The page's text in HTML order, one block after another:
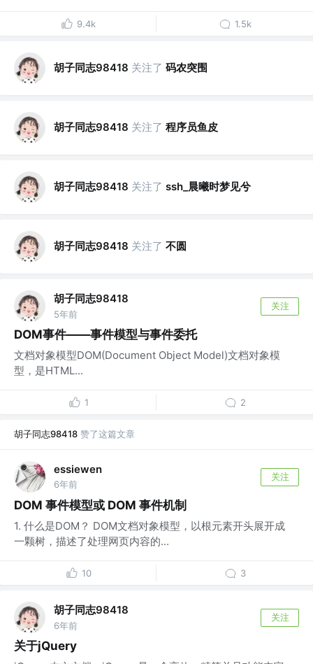
9.4k 1.5k
胡子同志98418 关注了 码农突围
胡子同志98418 关注了 程序员鱼皮
胡子同志98418 关注了 ssh_晨曦时梦见兮
胡子同志98418 关注了 不圆
胡子同志98418
5年前
关注
DOM事件——事件模型与事件委托
文档对象模型DOM(Document Object Model)文档对象模
型，是HTML...
1 2
胡子同志98418 赞了这篇文章
essiewen
6年前
关注
DOM 事件模型或 DOM 事件机制
1. 什么是DOM？ DOM文档对象模型，以根元素开头展开成
一颗树，描述了处理网页内容的...
10 3
胡子同志98418
6年前
关注
关于jQuery